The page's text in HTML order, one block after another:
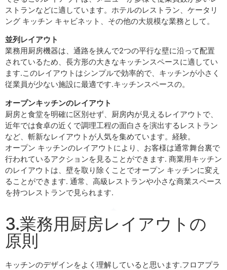
ストランなどに適しています。ホテルのレストラン、ケータリ
ング キッチン キャビネット、その他の大規模な業務として。
並列レイアウト
業務用厨房機器は、通路を挟んで2つの平行な壁に沿って配置
されているため、長方形の大きなキッチンスペースに適してい
ます.このレイアウトはシンプルで効率的で、キッチンが小さく
従業員が少ない施設に最適です.キッチンスペースの。
オープンキッチンのレイアウト
厨房と食堂を明確に区別せず、厨房内が見えるレイアウトで、
近年では食卓の近くで調理工程の面白さを演出するレストラン
など、斬新なレイアウトが人気を集めています。経験。
オープン キッチンのレイアウトにより、お客様は通常舞台裏で
行われているアクションを見ることができます. 商業用キッチン
のレイアウトは、壁を取り除くことでオープン キッチンに変え
ることができます. 通常、高級レストランや小さな商業スペース
を持つレストランで見られます.
3.業務用厨房レイアウトの
原則
キッチンのデザインをよく理解していると思います.フロアプラ